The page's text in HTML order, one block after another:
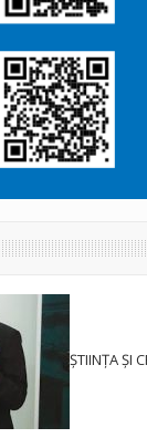
ȘTIINȚA ȘI